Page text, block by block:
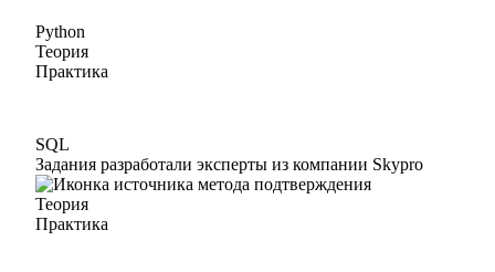
Python
Теория
Практика
SQL
Задания разработали эксперты из компании Skypro
Теория
Практика